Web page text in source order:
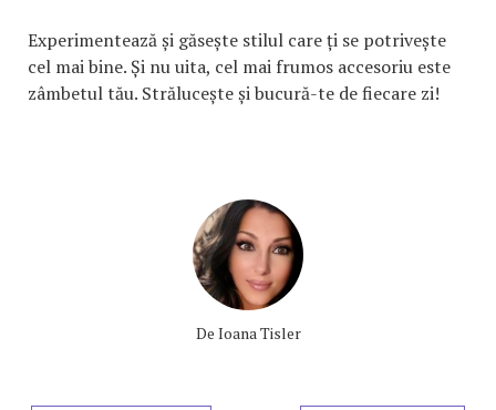
Experimentează și găsește stilul care ți se potrivește
cel mai bine. Și nu uita, cel mai frumos accesoriu este
zâmbetul tău. Strălucește și bucură-te de fiecare zi!
De Ioana Tisler